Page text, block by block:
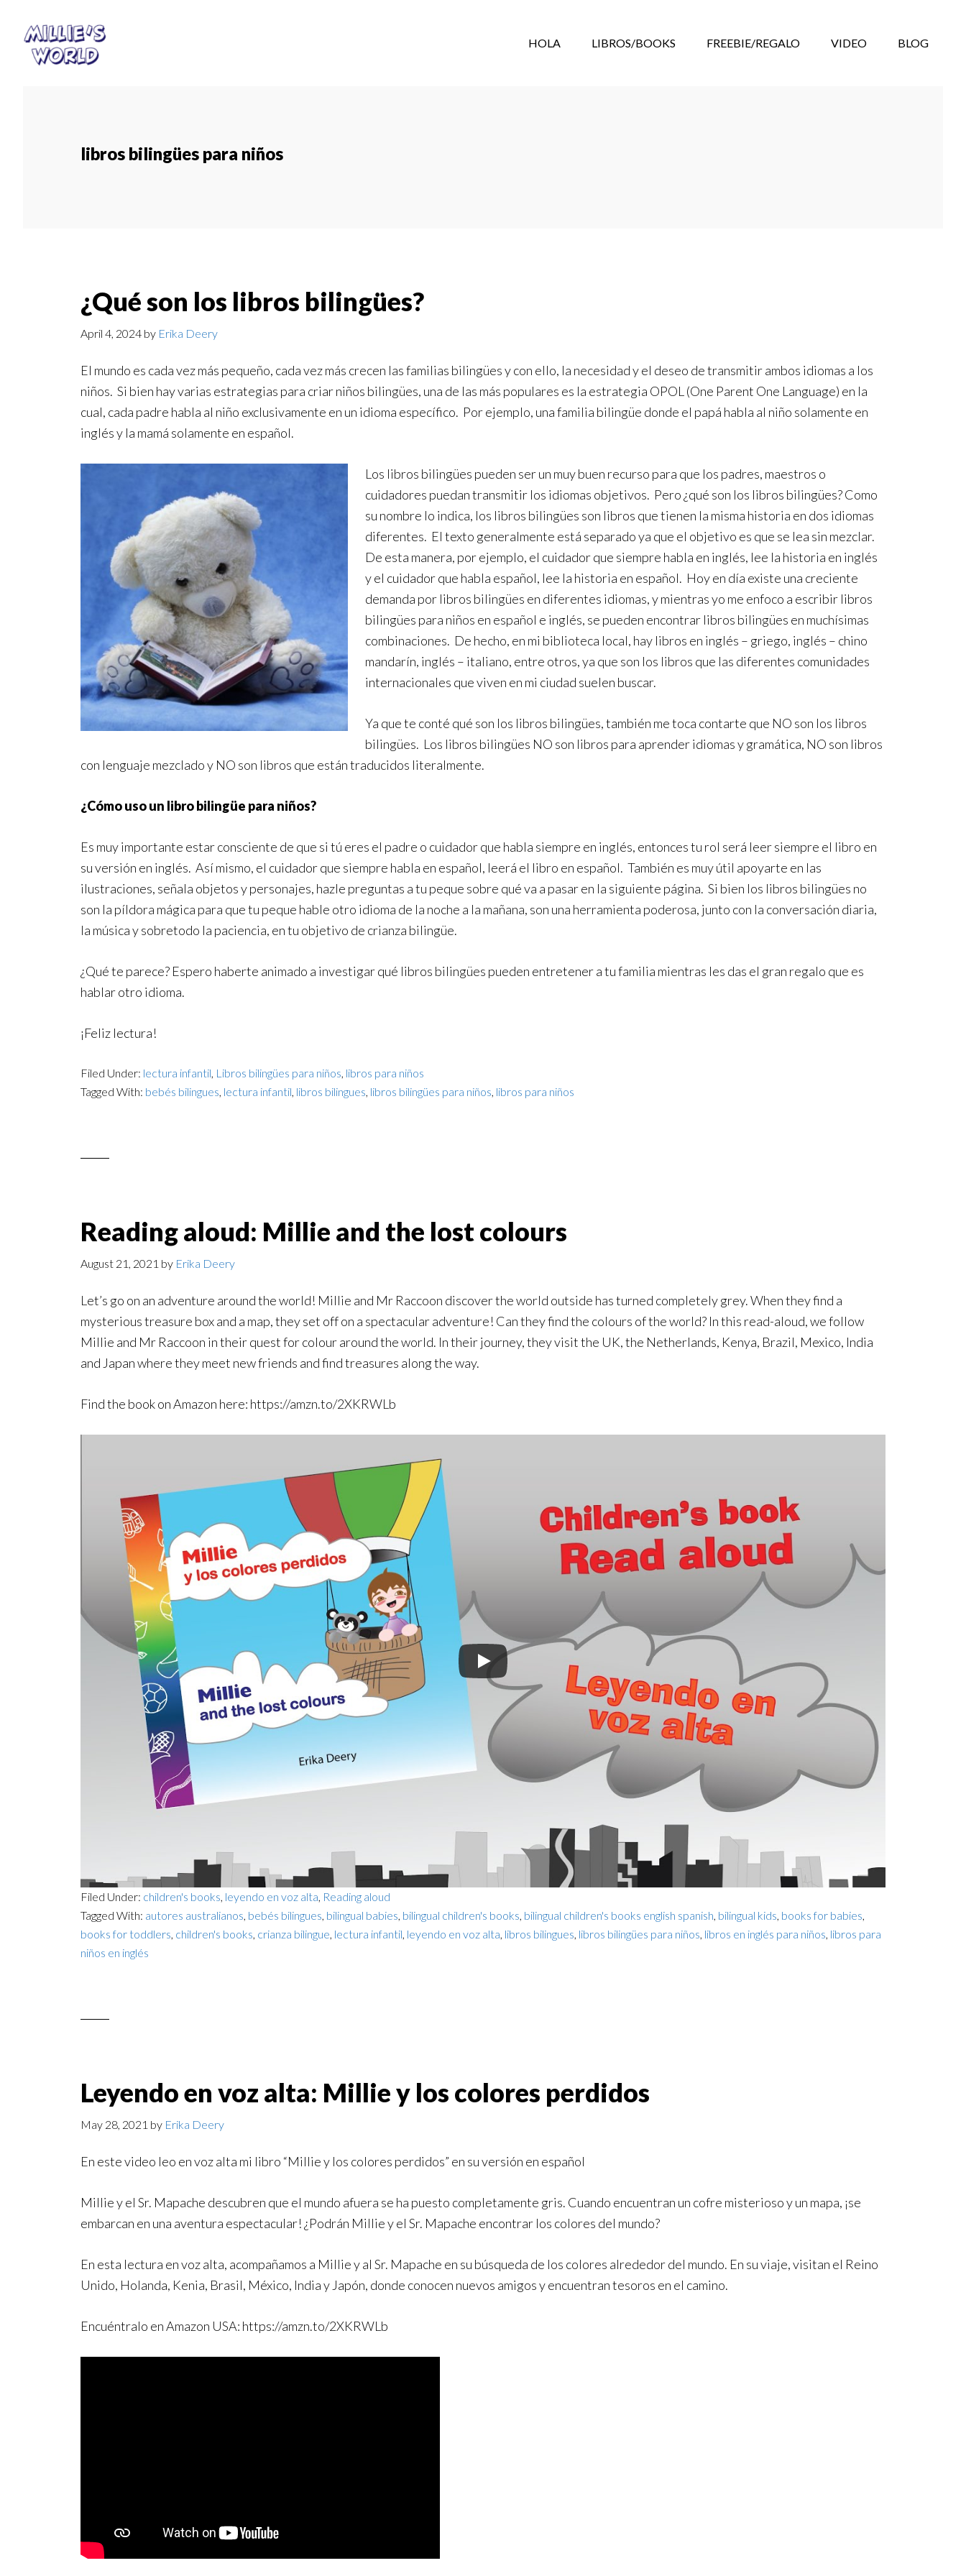
footer
HOLA LIBROS/BOOKS FREEBIE/REGALO VIDEO BLOG
libros bilingües para niños
¿Qué son los libros bilingües?
April 4, 2024 by Erika Deery
El mundo es cada vez más pequeño, cada vez más crecen las familias bilingües y con ello, la necesidad y el deseo de transmitir ambos idiomas a los
niños. Si bien hay varias estrategias para criar niños bilingües, una de las más populares es la estrategia OPOL (One Parent One Language) en la
cual, cada padre habla al niño exclusivamente en un idioma específico. Por ejemplo, una familia bilingüe donde el papá habla al niño solamente en
inglés y la mamá solamente en español.
Los libros bilingües pueden ser un muy buen recurso para que los padres, maestros o
cuidadores puedan transmitir los idiomas objetivos. Pero ¿qué son los libros bilingües? Como
su nombre lo indica, los libros bilingües son libros que tienen la misma historia en dos idiomas
diferentes. El texto generalmente está separado ya que el objetivo es que se lea sin mezclar.
De esta manera, por ejemplo, el cuidador que siempre habla en inglés, lee la historia en inglés
y el cuidador que habla español, lee la historia en español. Hoy en día existe una creciente
demanda por libros bilingües en diferentes idiomas, y mientras yo me enfoco a escribir libros
bilingües para niños en español e inglés, se pueden encontrar libros bilingües en muchísimas
combinaciones. De hecho, en mi biblioteca local, hay libros en inglés – griego, inglés – chino
mandarín, inglés – italiano, entre otros, ya que son los libros que las diferentes comunidades
internacionales que viven en mi ciudad suelen buscar.
Ya que te conté qué son los libros bilingües, también me toca contarte que NO son los libros
bilingües. Los libros bilingües NO son libros para aprender idiomas y gramática, NO son libros
con lenguaje mezclado y NO son libros que están traducidos literalmente.
¿Cómo uso un libro bilingüe para niños?
Es muy importante estar consciente de que si tú eres el padre o cuidador que habla siempre en inglés, entonces tu rol será leer siempre el libro en
su versión en inglés. Así mismo, el cuidador que siempre habla en español, leerá el libro en español. También es muy útil apoyarte en las
ilustraciones, señala objetos y personajes, hazle preguntas a tu peque sobre qué va a pasar en la siguiente página. Si bien los libros bilingües no
son la píldora mágica para que tu peque hable otro idioma de la noche a la mañana, son una herramienta poderosa, junto con la conversación diaria,
la música y sobretodo la paciencia, en tu objetivo de crianza bilingüe.
¿Qué te parece? Espero haberte animado a investigar qué libros bilingües pueden entretener a tu familia mientras les das el gran regalo que es
hablar otro idioma.
¡Feliz lectura!
Filed Under: lectura infantil, Libros bilingües para niños, libros para niños
Tagged With: bebés bilingues, lectura infantil, libros bilingues, libros bilingües para niños, libros para niños
Reading aloud: Millie and the lost colours
August 21, 2021 by Erika Deery
Let’s go on an adventure around the world! Millie and Mr Raccoon discover the world outside has turned completely grey. When they find a
mysterious treasure box and a map, they set off on a spectacular adventure! Can they find the colours of the world? In this read-aloud, we follow
Millie and Mr Raccoon in their quest for colour around the world. In their journey, they visit the UK, the Netherlands, Kenya, Brazil, Mexico, India
and Japan where they meet new friends and find treasures along the way.
Find the book on Amazon here: https://amzn.to/2XKRWLb
Filed Under: children's books, leyendo en voz alta, Reading aloud
Tagged With: autores australianos, bebés bilingues, bilingual babies, bilingual children's books, bilingual children's books english spanish, bilingual kids, books for babies,
books for toddlers, children's books, crianza bilingue, lectura infantil, leyendo en voz alta, libros bilingues, libros bilingües para niños, libros en inglés para niños, libros para
niños en inglés
Leyendo en voz alta: Millie y los colores perdidos
May 28, 2021 by Erika Deery
En este video leo en voz alta mi libro “Millie y los colores perdidos” en su versión en español
Millie y el Sr. Mapache descubren que el mundo afuera se ha puesto completamente gris. Cuando encuentran un cofre misterioso y un mapa, ¡se
embarcan en una aventura espectacular! ¿Podrán Millie y el Sr. Mapache encontrar los colores del mundo?
En esta lectura en voz alta, acompañamos a Millie y al Sr. Mapache en su búsqueda de los colores alrededor del mundo. En su viaje, visitan el Reino
Unido, Holanda, Kenia, Brasil, México, India y Japón, donde conocen nuevos amigos y encuentran tesoros en el camino.
Encuéntralo en Amazon USA: https://amzn.to/2XKRWLb